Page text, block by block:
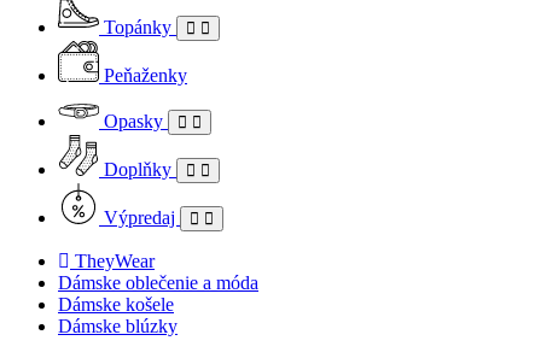
Topánky
Peňaženky
Opasky
Doplňky
Výpredaj
TheyWear
Dámske oblečenie a móda
Dámske košele
Dámske blúzky